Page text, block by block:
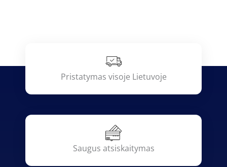
Pristatymas visoje Lietuvoje
Saugus atsiskaitymas